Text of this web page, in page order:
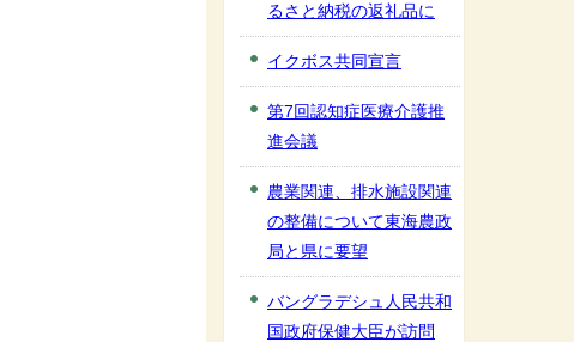
るさと納税の返礼品に
イクボス共同宣言
第7回認知症医療介護推
進会議
農業関連、排水施設関連
の整備について東海農政
局と県に要望
バングラデシュ人民共和
国政府保健大臣が訪問